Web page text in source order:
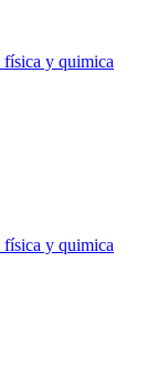
física y quimica
física y quimica